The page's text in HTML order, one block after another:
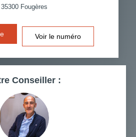
ECOLES ET CRÈCHES
35300 Fougères
Voir le numéro
Conseiller :